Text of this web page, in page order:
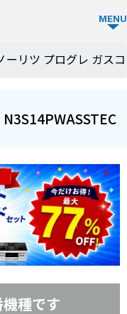
MENU
ーリツ プログレ ガス
種です